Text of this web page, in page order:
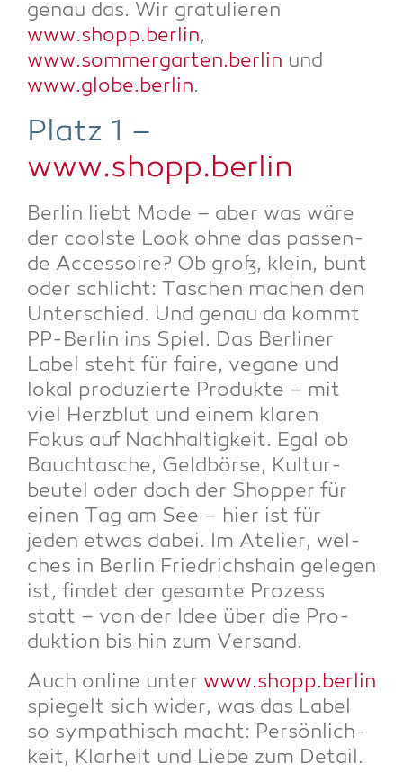
genau das. Wir gra­tu­lie­ren
www.shopp.berlin,
www.sommergarten.berlin und
www.globe.berlin.
Platz 1 –
www.shopp.berlin
Ber­lin liebt Mode – aber was wäre
der cools­te Look ohne das pas­sen­
de Acces­soire? Ob groß, klein, bunt
oder schlicht: Taschen machen den
Unter­schied. Und genau da kommt
PP-Ber­lin ins Spiel. Das Ber­li­ner
Label steht für fai­re, vega­ne und
lokal pro­du­zier­te Pro­duk­te – mit
viel Herz­blut und einem kla­ren
Fokus auf Nach­hal­tig­keit. Egal ob
Bauch­ta­sche, Geld­bör­se, Kul­tur­
beu­tel oder doch der Shop­per für
einen Tag am See – hier ist für
jeden etwas dabei. Im Ate­lier, wel­
ches in Ber­lin Fried­richs­hain gele­gen
ist, fin­det der gesam­te Pro­zess
statt – von der Idee über die Pro­
duk­ti­on bis hin zum Versand.
Auch online unter www.shopp.berlin
spie­gelt sich wider, was das Label
so sym­pa­thisch macht: Per­sön­lich­
keit, Klar­heit und Lie­be zum Detail.